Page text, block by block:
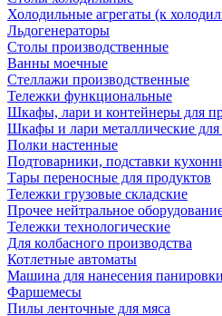
Холодильные агрегаты (к
Льдогенераторы
Столы производственные
Ванны моечные
Стеллажи производственные
Тележки функциональные
Шкафы, лари и контейнеры для
Шкафы и лари металлические
Полки настенные
Подтоварники, подставки
Тары переносные для продуктов
Тележки грузовые складские
Прочее нейтральное
Тележки технологические
Для колбасного производства
Котлетные автоматы
Машина для нанесения панировки
Фаршемесы
Пилы ленточные для мяса